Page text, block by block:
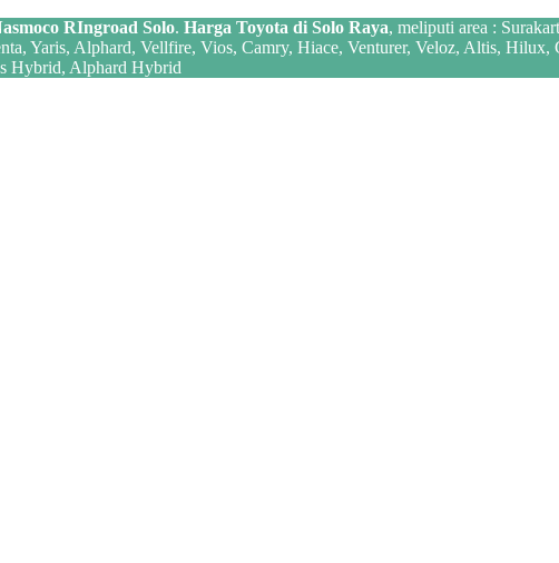
RIngroad Solo. Harga Toyota di Solo Raya, meliputi area :
Yaris, Alphard, Vellfire, Vios, Camry, Hiace, Venturer, Veloz, Altis,
Hybrid, Alphard Hybrid